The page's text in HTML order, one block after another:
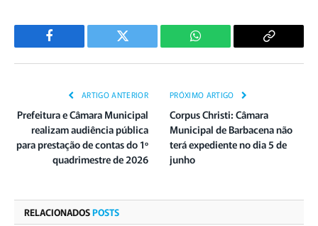
Facebook Twitter WhatsApp
Copiar
ARTIGO ANTERIOR
Prefeitura e Câmara Municipal
realizam audiência pública
para prestação de contas do 1º
quadrimestre de 2026
PRÓXIMO ARTIGO
Corpus Christi: Câmara
Municipal de Barbacena não
terá expediente no dia 5 de
junho
RELACIONADOSPOSTS